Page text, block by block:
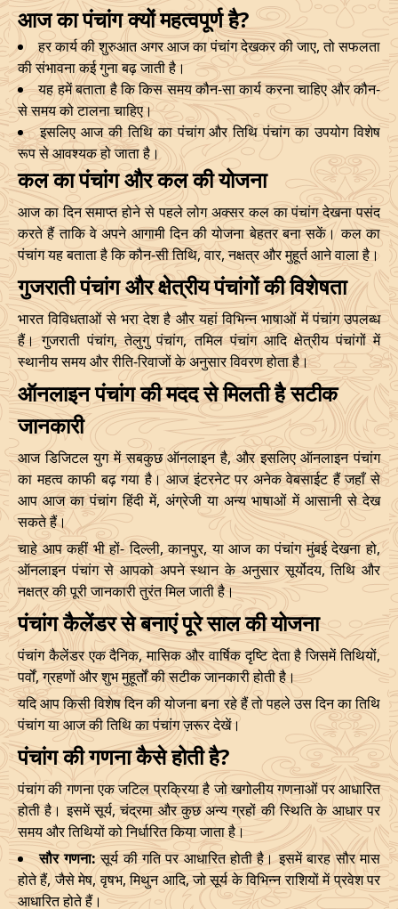
Bhadra
Name
Date Time Date
03/11/2026 23:28 Mrityulok 04/11/2026
07/11/2026 10:48 Patallok 07/11/2026
13/11/2026 07:26 Patallok 13/11/2026
17/11/2026 04:19
Patallok
Mrityulok
17/11/2026
20/11/2026 18:53 Mrityulok 21/11/2026
23/11/2026 23:42 Swarglok 24/11/2026
26/11/2026 20:32 Swarglok 27/11/2026
30/11/2026 01:46 Mrityulok 30/11/2026
December , 2026
Start
Bhadra
Name
End
Date Time Date
03/12/2026 10:57 Patallok 03/12/2026
07/12/2026 02:21
Patallok-
Swarglok
07/12/2026
13/12/2026 03:26 Patallok 13/12/2026
16/12/2026 22:45 Mrityulok 17/12/2026
20/12/2026 09:12 Swarglok 20/12/2026
23/12/2026 10:48 Swarglok 23/12/2026
26/12/2026 09:45 Mrityulok 26/12/2026
29/12/2026 13:25
Mrityulok
-Patallok
30/12/2026
आज का पंचांग क्यों महत्वपूर्ण है?
हर कार्य की शुरुआत अगर आज का पंचांग देखकर की जाए, तो सफलता
की संभावना कई गुना बढ़ जाती है।
यह हमें बताता है कि किस समय कौन-सा कार्य करना चाहिए और कौन-
से समय को टालना चाहिए।
इसलिए आज की तिथि का पंचांग और तिथि पंचांग का उपयोग विशेष
रूप से आवश्यक हो जाता है।
कल का पंचांग और कल की योजना
आज का दिन समाप्त होने से पहले लोग अक्सर कल का पंचांग देखना पसंद
करते हैं ताकि वे अपने आगामी दिन की योजना बेहतर बना सकें। कल का
पंचांग यह बताता है कि कौन-सी तिथि, वार, नक्षत्र और मुहूर्त आने वाला है।
गुजराती पंचांग और क्षेत्रीय पंचांगों की विशेषता
भारत विविधताओं से भरा देश है और यहां विभिन्न भाषाओं में पंचांग उपलब्ध
हैं। गुजराती पंचांग, तेलुगु पंचांग, तमिल पंचांग आदि क्षेत्रीय पंचांगों में
स्थानीय समय और रीति-रिवाजों के अनुसार विवरण होता है।
ऑनलाइन पंचांग की मदद से मिलती है सटीक
जानकारी
आज डिजिटल युग में सबकुछ ऑनलाइन है, और इसलिए ऑनलाइन पंचांग
का महत्व काफी बढ़ गया है। आज इंटरनेट पर अनेक वेबसाईट हैं जहाँ से
आप आज का पंचांग हिंदी में, अंग्रेजी या अन्य भाषाओं में आसानी से देख
सकते हैं।
चाहे आप कहीं भी हों- दिल्ली, कानपुर, या आज का पंचांग मुंबई देखना हो,
ऑनलाइन पंचांग से आपको अपने स्थान के अनुसार सूर्योदय, तिथि और
नक्षत्र की पूरी जानकारी तुरंत मिल जाती है।
पंचांग कैलेंडर से बनाएं पूरे साल की योजना
पंचांग कैलेंडर एक दैनिक, मासिक और वार्षिक दृष्टि देता है जिसमें तिथियों,
पर्वों, ग्रहणों और शुभ मुहूर्तों की सटीक जानकारी होती है।
यदि आप किसी विशेष दिन की योजना बना रहे हैं तो पहले उस दिन का तिथि
पंचांग या आज की तिथि का पंचांग ज़रूर देखें।
पंचांग की गणना कैसे होती है?
पंचांग की गणना एक जटिल प्रक्रिया है जो खगोलीय गणनाओं पर आधारित
होती है। इसमें सूर्य, चंद्रमा और कुछ अन्य ग्रहों की स्थिति के आधार पर
समय और तिथियों को निर्धारित किया जाता है।
सौर गणना:सूर्य की गति पर आधारित होती है। इसमें बारह सौर मास
होते हैं, जैसे मेष, वृषभ, मिथुन आदि, जो सूर्य के विभिन्न राशियों में प्रवेश पर
आधारित होते हैं।